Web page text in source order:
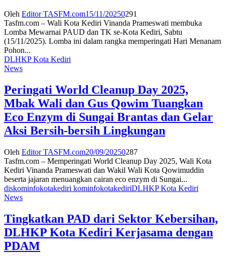
Oleh Editor TASFM.com15/11/20250291
Tasfm.com – Wali Kota Kediri Vinanda Prameswati membuka
Lomba Mewarnai PAUD dan TK se-Kota Kediri, Sabtu
(15/11/2025). Lomba ini dalam rangka memperingati Hari Menanam
Pohon...
DLHKP Kota Kediri
News
Peringati World Cleanup Day 2025,
Mbak Wali dan Gus Qowim Tuangkan
Eco Enzym di Sungai Brantas dan Gelar
Aksi Bersih-bersih Lingkungan
Oleh Editor TASFM.com20/09/20250287
Tasfm.com – Memperingati World Cleanup Day 2025, Wali Kota
Kediri Vinanda Prameswati dan Wakil Wali Kota Qowimuddin
beserta jajaran menuangkan cairan eco enzym di Sungai...
diskominfokotakediri kominfokotakediriDLHKP Kota Kediri
News
Tingkatkan PAD dari Sektor Kebersihan,
DLHKP Kota Kediri Kerjasama dengan
PDAM